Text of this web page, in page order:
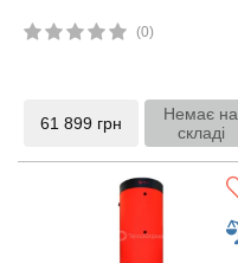
(0)
61 899 грн
Немає на
складі